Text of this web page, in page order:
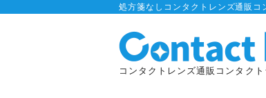
処方箋なしコンタクトレンズ通販コ
コンタクトレンズ通販コンタクト